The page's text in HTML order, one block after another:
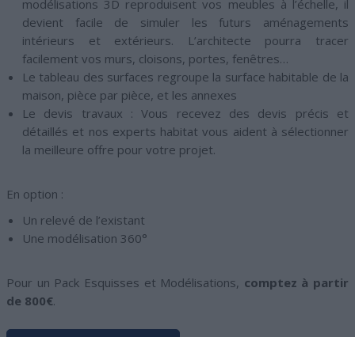
modélisations 3D reproduisent vos meubles à l’échelle, il
devient facile de simuler les futurs aménagements
intérieurs et extérieurs. L’architecte pourra tracer
facilement vos murs, cloisons, portes, fenêtres…
Le tableau des surfaces regroupe la surface habitable de la
maison, pièce par pièce, et les annexes
Le devis travaux :Vous recevez des devis précis et
détaillés et nos experts habitat vous aident à sélectionner
la meilleure offre pour votre projet.
En option :
Un relevé de l’existant
Une modélisation 360°
Pour un Pack Esquisses et Modélisations, comptez à partir
de 800€.